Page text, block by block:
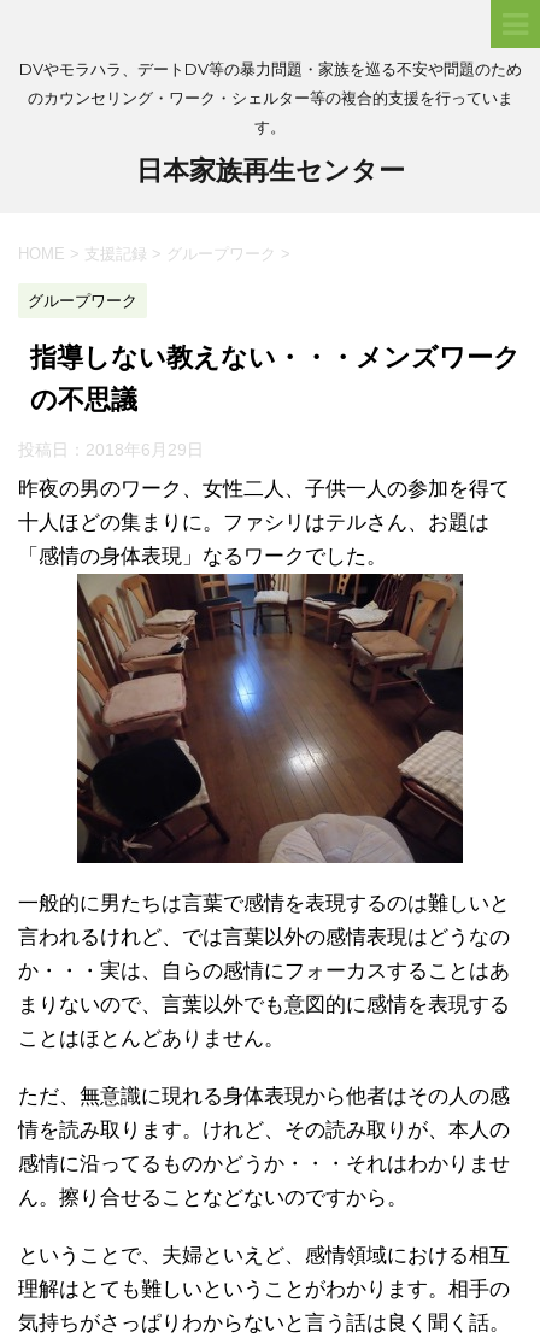
DVやモラハラ、デートDV等の暴力問題・家族を巡る不安や問題のため
のカウンセリング・ワーク・シェルター等の複合的支援を行っていま
す。
日本家族再生センター
HOME > 支援記録 > グループワーク >
グループワーク
指導しない教えない・・・メンズワーク
の不思議
投稿日： 2018年6月29日
昨夜の男のワーク、女性二人、子供一人の参加を得て
十人ほどの集まりに。ファシリはテルさん、お題は
「感情の身体表現」なるワークでした。
一般的に男たちは言葉で感情を表現するのは難しいと
言われるけれど、では言葉以外の感情表現はどうなの
か・・・実は、自らの感情にフォーカスすることはあ
まりないので、言葉以外でも意図的に感情を表現する
ことはほとんどありません。
ただ、無意識に現れる身体表現から他者はその人の感
情を読み取ります。けれど、その読み取りが、本人の
感情に沿ってるものかどうか・・・それはわかりませ
ん。擦り合せることなどないのですから。
ということで、夫婦といえど、感情領域における相互
理解はとても難しいということがわかります。相手の
気持ちがさっぱりわからないと言う話は良く聞く話。